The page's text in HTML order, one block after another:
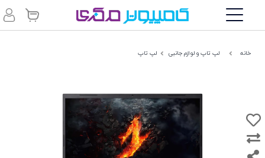
خانه لپ تاپ و لوازم جانبی لپ تاپ